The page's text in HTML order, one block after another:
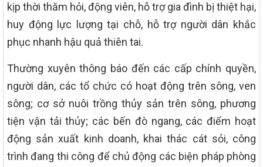
kịp thời thăm hỏi, động viên, hỗ trợ gia đình bị thiệt hại,
huy động lực lượng tại chỗ, hỗ trợ người dân khắc
phục nhanh hậu quả thiên tai.
Thường xuyên thông báo đến các cấp chính quyền,
người dân, các tổ chức có hoạt động trên sông, ven
sông; cơ sở nuôi trồng thủy sản trên sông, phương
tiện vận tải thủy; các bến đò ngang, các điểm hoạt
động sản xuất kinh doanh, khai thác cát sỏi, công
trình đang thi công để chủ động các biện pháp phòng